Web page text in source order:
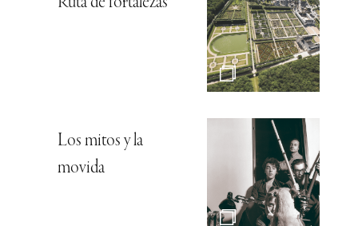
Los mitos y la
movida